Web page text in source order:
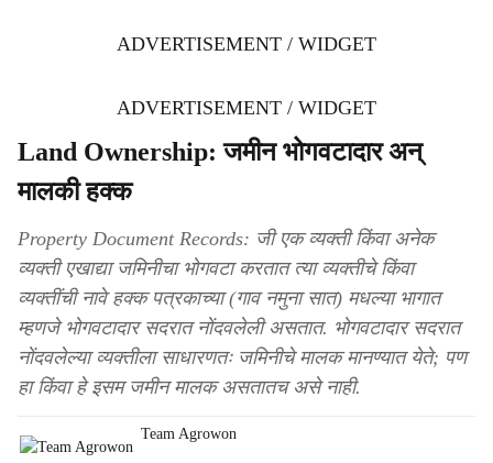
ADVERTISEMENT / WIDGET
ADVERTISEMENT / WIDGET
Land Ownership: जमीन भोगवटादार अन्
मालकी हक्क
Property Document Records: जी एक व्यक्ती किंवा अनेक
व्यक्ती एखाद्या जमिनीचा भोगवटा करतात त्या व्यक्तीचे किंवा
व्यक्तींची नावे हक्क पत्रकाच्या (गाव नमुना सात) मधल्या भागात
म्हणजे भोगवटादार सदरात नोंदवलेली असतात. भोगवटादार सदरात
नोंदवलेल्या व्यक्तीला साधारणतः जमिनीचे मालक मानण्यात येते; पण
हा किंवा हे इसम जमीन मालक असतातच असे नाही.
Team Agrowon